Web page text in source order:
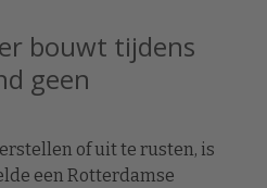
bouwt tijdens
geen
of uit te rusten, is
een Rotterdamse